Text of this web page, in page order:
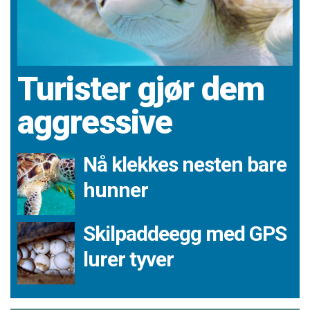
Turister gjør dem
aggressive
Nå klekkes nesten bare
hunner
Skilpaddeegg med GPS
lurer tyver